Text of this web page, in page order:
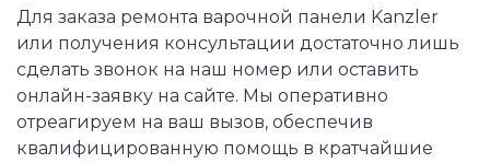
Для заказа ремонта варочной панели Kanzler
или получения консультации достаточно лишь
сделать звонок на наш номер или оставить
онлайн-заявку на сайте. Мы оперативно
отреагируем на ваш вызов, обеспечив
квалифицированную помощь в кратчайшие